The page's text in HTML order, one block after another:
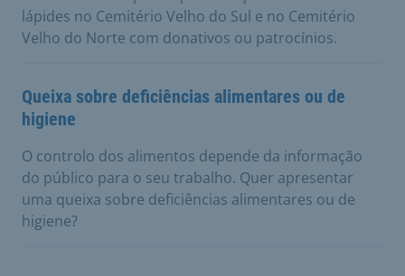
lápides no Cemitério Velho do Sul e no Cemitério
Velho do Norte com donativos ou patrocínios.
Queixa sobre deficiências alimentares ou de
higiene
O controlo dos alimentos depende da informação
do público para o seu trabalho. Quer apresentar
uma queixa sobre deficiências alimentares ou de
higiene?